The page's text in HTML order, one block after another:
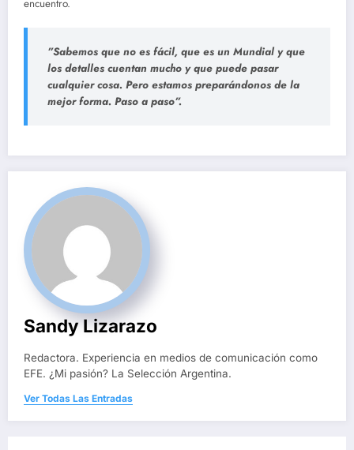
encuentro.
”Sabemos que no es fácil, que es un Mundial y que
los detalles cuentan mucho y que puede pasar
cualquier cosa. Pero estamos preparándonos de la
mejor forma. Paso a paso”.
Sandy Lizarazo
Redactora. Experiencia en medios de comunicación como
EFE. ¿Mi pasión? La Selección Argentina.
Ver Todas Las Entradas